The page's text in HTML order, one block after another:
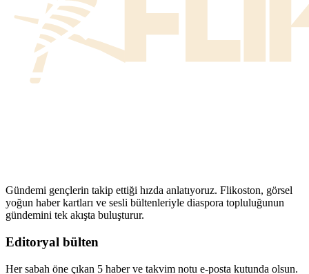
Gündemi gençlerin takip ettiği hızda anlatıyoruz. Flikoston, görsel
yoğun haber kartları ve sesli bültenleriyle diaspora topluluğunun
gündemini tek akışta buluşturur.
Editoryal bülten
Her sabah öne çıkan 5 haber ve takvim notu e-posta kutunda olsun.